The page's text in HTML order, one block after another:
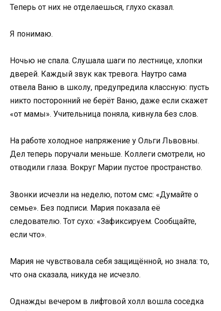
Теперь от них не отделаешься, глухо сказал.
Я понимаю.
Ночью не спала. Слушала шаги по лестнице, хлопки
дверей. Каждый звук как тревога. Наутро сама
отвела Ваню в школу, предупредила классную: пусть
никто посторонний не берёт Ваню, даже если скажет
«от мамы». Учительница поняла, кивнула без слов.
На работе холодное напряжение у Ольги Львовны.
Дел теперь поручали меньше. Коллеги смотрели, но
отводили глаза. Вокруг Марии пустое пространство.
Звонки исчезли на неделю, потом смс: «Думайте о
семье». Без подписи. Мария показала её
следователю. Тот сухо: «Зафиксируем. Сообщайте,
если что».
Мария не чувствовала себя защищённой, но знала: то,
что она сказала, никуда не исчезло.
Однажды вечером в лифтовой холл вошла соседка